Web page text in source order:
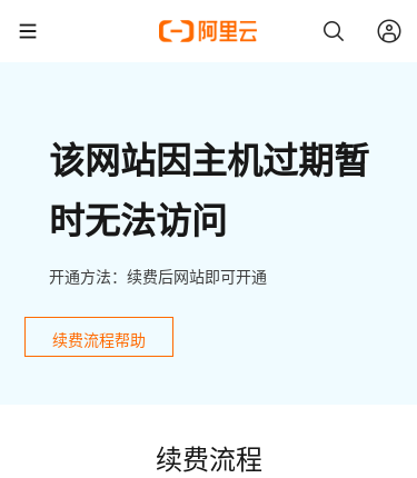
该网站因主机过期暂
时无法访问
开通方法：续费后网站即可开通
续费流程帮助
续费流程